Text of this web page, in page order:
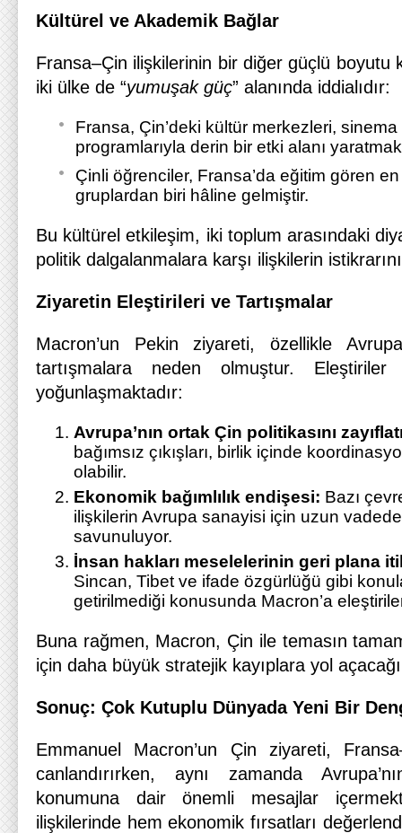
Kültürel ve Akademik Bağlar
Fransa–Çin ilişkilerinin bir diğer güçlü boyutu
iki ülke de “yumuşak güç” alanında iddialıdır:
Fransa, Çin’deki kültür merkezleri,
programlarıyla derin bir etki alanı
Çinli öğrenciler, Fransa’da eğitim gören
gruplardan biri hâline gelmiştir.
Bu kültürel etkileşim, iki toplum arasındaki
politik dalgalanmalara karşı ilişkilerin
Ziyaretin Eleştirileri ve Tartışmalar
Macron’un Pekin ziyareti, özellikle
tartışmalara neden olmuştur.
yoğunlaşmaktadır:
Avrupa’nın ortak Çin politikasını
bağımsız çıkışları, birlik içinde
olabilir.
Ekonomik bağımlılık endişesi: Bazı
ilişkilerin Avrupa sanayisi için uzun
savunuluyor.
İnsan hakları meselelerinin geri plana
Sincan, Tibet ve ifade özgürlüğü gibi
getirilmediği konusunda Macron’a
Buna rağmen, Macron, Çin ile temasın
için daha büyük stratejik kayıplara yol
Sonuç: Çok Kutuplu Dünyada Yeni Bir
Emmanuel Macron’un Çin ziyareti,
canlandırırken, aynı zamanda
konumuna dair önemli mesajlar
ilişkilerinde hem ekonomik fırsatları